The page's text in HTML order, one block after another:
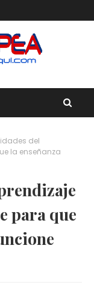
del
la enseñanza
para que